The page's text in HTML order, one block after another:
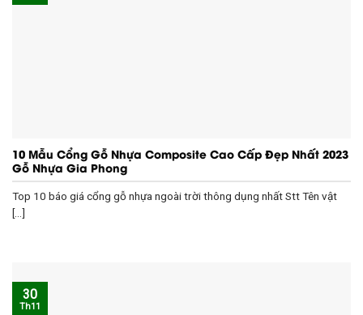
10 Mẫu Cổng Gỗ Nhựa Composite Cao Cấp Đẹp Nhất 2023
Gỗ Nhựa Gia Phong
Top 10 báo giá cổng gỗ nhựa ngoài trời thông dụng nhất Stt Tên vật
[...]
30
Th11